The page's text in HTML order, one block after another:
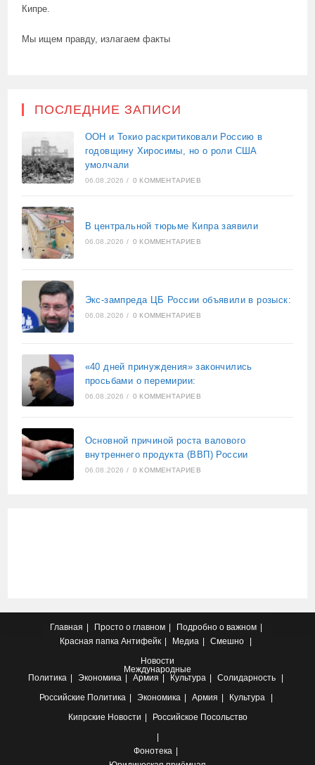
Кипре.
Мы ищем правду, излагаем факты
ПОСЛЕДНИЕ ЗАПИСИ
ООН и Токио раскритиковали Россию в
годовщину Хиросимы, но о роли США
умолчали
06.08.2026 / 0 КОММЕНТАРИЕВ
В центральной тюрьме Кипра заявили
06.08.2026 / 0 КОММЕНТАРИЕВ
Экс-зампреда ЦБ России объявили в розыск:
06.08.2026 / 0 КОММЕНТАРИЕВ
«40 дней принуждения» закончились
просьбами о перемирии:
06.08.2026 / 0 КОММЕНТАРИЕВ
Основной причиной роста валового
внутреннего продукта (ВВП) России
06.08.2026 / 0 КОММЕНТАРИЕВ
Главная Просто о главном
Подробно о важном
Красная папка Антифейк Медиа
Смешно
Новости
Международные
Политика
Экономика Армия Культура
Солидарность
Российские Политика Экономика Армия
Культура
Кипрские Новости Российское Посольство
Фонотека